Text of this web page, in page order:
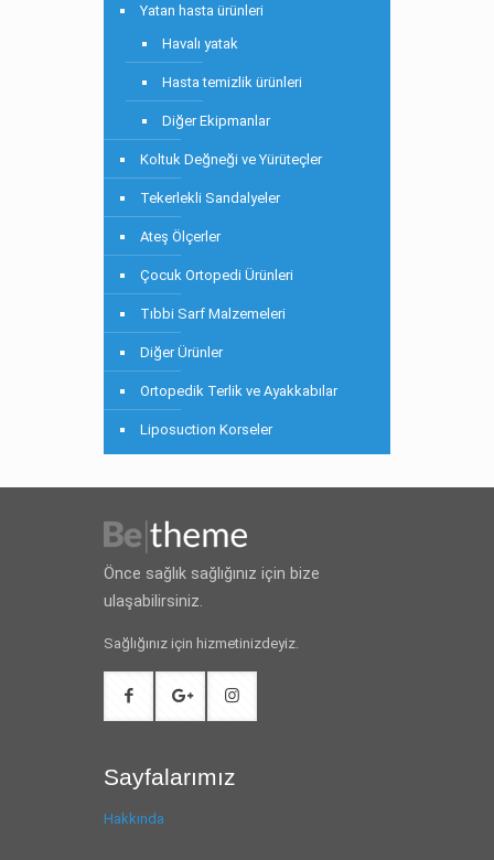
Yatan hasta ürünleri
Havalı yatak
Hasta temizlik ürünleri
Diğer Ekipmanlar
Koltuk Değneği ve Yürüteçler
Tekerlekli Sandalyeler
Ateş Ölçerler
Çocuk Ortopedi Ürünleri
Tıbbi Sarf Malzemeleri
Diğer Ürünler
Ortopedik Terlik ve Ayakkabılar
Liposuction Korseler
Önce sağlık sağlığınız için bize
ulaşabilirsiniz.
Sağlığınız için hizmetinizdeyiz.
Sayfalarımız
Hakkında